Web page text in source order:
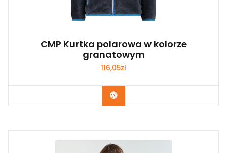
CMP Kurtka polarowa w kolorze
granatowym
116,05zł
Kup Teraz